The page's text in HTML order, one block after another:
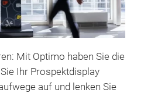
Mit Optimo haben Sie die
Ihr Prospektdisplay
auf und lenken Sie